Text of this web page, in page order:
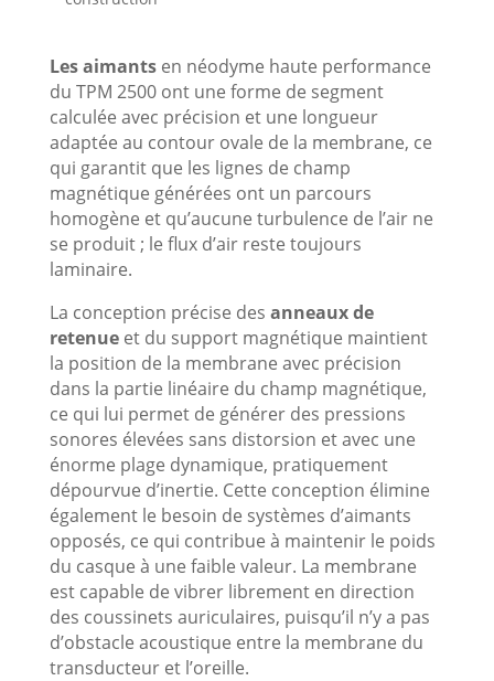
Les aimantsen néodyme haute performance
du TPM 2500 ont une forme de segment
calculée avec précision et une longueur
adaptée au contour ovale de la membrane, ce
qui garantit que les lignes de champ
magnétique générées ont un parcours
homogène et qu’aucune turbulence de l’air ne
se produit ; le flux d’air reste toujours
laminaire.
La conception précise des anneaux de
retenueet du support magnétique maintient
la position de la membrane avec précision
dans la partie linéaire du champ magnétique,
ce qui lui permet de générer des pressions
sonores élevées sans distorsion et avec une
énorme plage dynamique, pratiquement
dépourvue d’inertie. Cette conception élimine
également le besoin de systèmes d’aimants
opposés, ce qui contribue à maintenir le poids
du casque à une faible valeur. La membrane
est capable de vibrer librement en direction
des coussinets auriculaires, puisqu’il n’y a pas
d’obstacle acoustique entre la membrane du
transducteur et l’oreille.